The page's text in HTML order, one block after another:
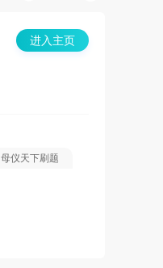
进入主页
母仪天下刷题